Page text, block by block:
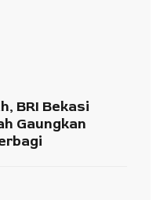
BRI Bekasi
Gaungkan